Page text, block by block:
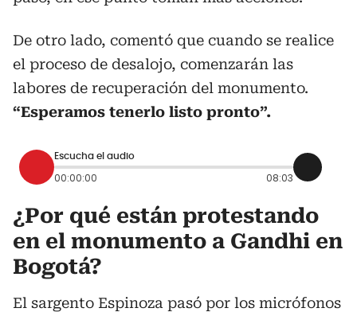
De otro lado, comentó que cuando se realice
el proceso de desalojo, comenzarán las
labores de recuperación del monumento.
“Esperamos tenerlo listo pronto”.
Escucha el audio
00:00:00 08:03
¿Por qué están protestando
en el monumento a Gandhi en
Bogotá?
El sargento Espinoza pasó por los micrófonos